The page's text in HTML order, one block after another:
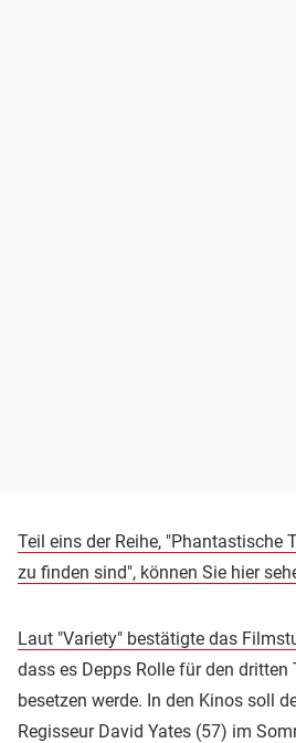
Teil eins der Reihe, "Phantastische
zu finden sind", können Sie hier
Laut "Variety" bestätigte das
dass es Depps Rolle für den dritten
besetzen werde. In den Kinos soll
Regisseur David Yates (57) im